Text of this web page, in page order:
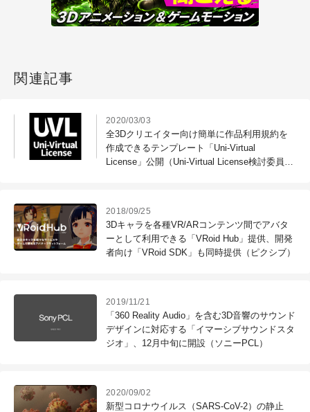
関連記事
2020/03/03
全3Dクリエイター向け簡単に作品利用規約を
作成できるテンプレート「Uni-Virtual
License」公開（Uni-Virtual License検討委員
2018/09/25
3Dキャラを各種VR/ARコンテンツ間でアバタ
ーとして利用できる「VRoid Hub」提供、開発
者向け「VRoid SDK」も同時提供（ピクシブ）
2019/11/21
「360 Reality Audio」を含む3D音響のサウンド
デザインに対応する「イマーシブサウンドスタ
ジオ」、12月中旬に開設（ソニーPCL）
2020/09/02
新型コロナウイルス（SARS-CoV-2）の静止